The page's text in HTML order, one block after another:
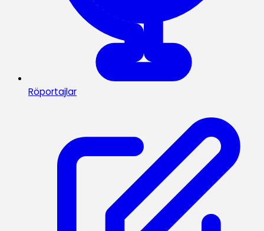
Röportajlar